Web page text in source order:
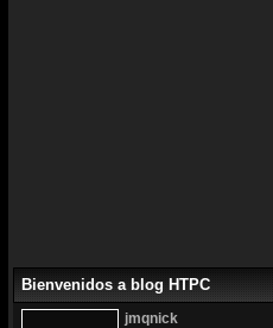
Bienvenidos a blog HTPC
jmqnick